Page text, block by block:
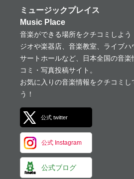
ミュージックプレイス
Music Place
音楽ができる場所をクチコミしよう
ジオや楽器店、音楽教室、ライブハ
サートホールなど、日本全国の音楽
コミ・写真投稿サイト。
お気に入りの音楽情報をクチコミし
う！
公式 twitter
公式 Instagram
公式ブログ